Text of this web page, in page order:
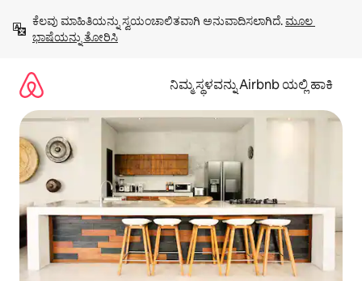
ಹೋಗಿ
ಕೆಲವು ಮಾಹಿತಿಯನ್ನು ಸ್ವಯಂಚಾಲಿತವಾಗಿ ಅನುವಾದಿಸಲಾಗಿದೆ. ಮೂಲ
ಭಾಷೆಯನ್ನು ತೋರಿಸಿ
ನಿಮ್ಮ ಸ್ಥಳವನ್ನು Airbnb ಯಲ್ಲಿ ಹಾಕಿ